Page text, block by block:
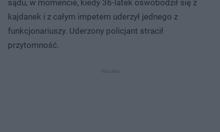
sądu, w momencie, kiedy 36-latek oswobodził się z
kajdanek i z całym impetem uderzył jednego z
funkcjonariuszy. Uderzony policjant stracił
przytomność.